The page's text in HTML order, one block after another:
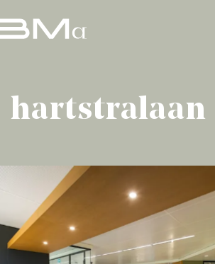
hartstralaan